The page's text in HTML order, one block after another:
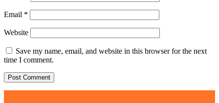
Email *
Website
Save my name, email, and website in this browser for the next
time I comment.